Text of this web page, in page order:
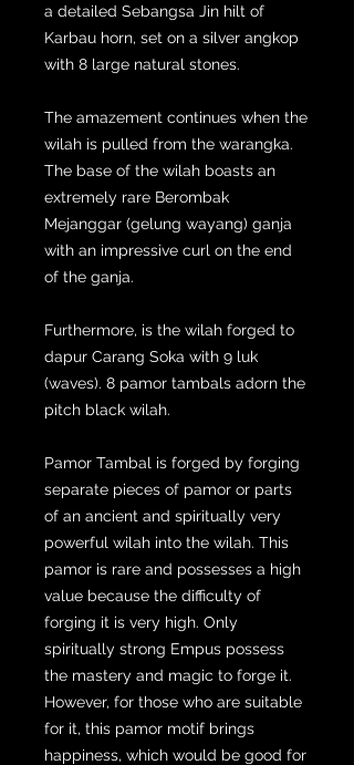
a detailed Sebangsa Jin hilt of
Karbau horn, set on a silver angkop
with 8 large natural stones.
The amazement continues when the
wilah is pulled from the warangka.
The base of the wilah boasts an
extremely rare Berombak
Mejanggar (gelung wayang) ganja
with an impressive curl on the end
of the ganja.
Furthermore, is the wilah forged to
dapur Carang Soka with 9 luk
(waves). 8 pamor tambals adorn the
pitch black wilah.
Pamor Tambal is forged by forging
separate pieces of pamor or parts
of an ancient and spiritually very
powerful wilah into the wilah. This
pamor is rare and possesses a high
value because the difficulty of
forging it is very high. Only
spiritually strong Empus possess
the mastery and magic to forge it.
However, for those who are suitable
for it, this pamor motif brings
happiness, which would be good for